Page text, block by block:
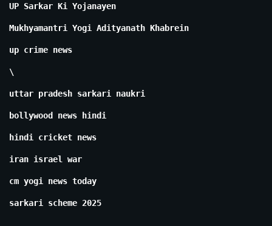
UP Sarkar Ki Yojanayen
Mukhyamantri Yogi Adityanath Khabrein
up crime news
\
uttar pradesh sarkari naukri
bollywood news hindi
hindi cricket news
iran israel war
cm yogi news today
sarkari scheme 2025